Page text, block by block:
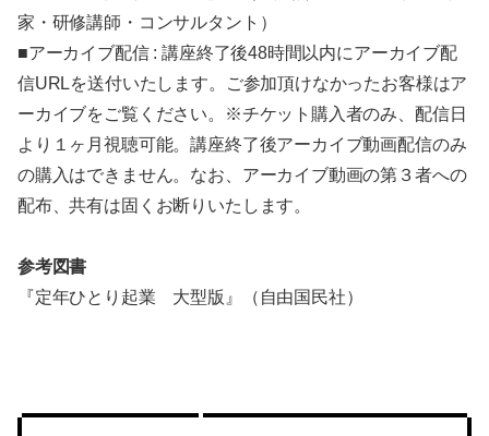
家・研修講師・コンサルタント）
■アーカイブ配信 : 講座終了後48時間以内にアーカイブ配
信URLを送付いたします。ご参加頂けなかったお客様はア
ーカイブをご覧ください。※チケット購入者のみ、配信日
より１ヶ月視聴可能。講座終了後アーカイブ動画配信のみ
の購入はできません。なお、アーカイブ動画の第３者への
配布、共有は固くお断りいたします。
参考図書
『定年ひとり起業 大型版』（自由国民社）